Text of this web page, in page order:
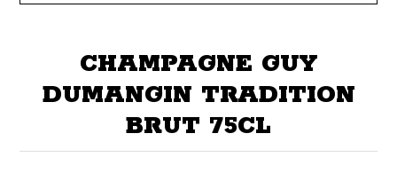
CHAMPAGNE GUY
DUMANGIN TRADITION
BRUT 75CL